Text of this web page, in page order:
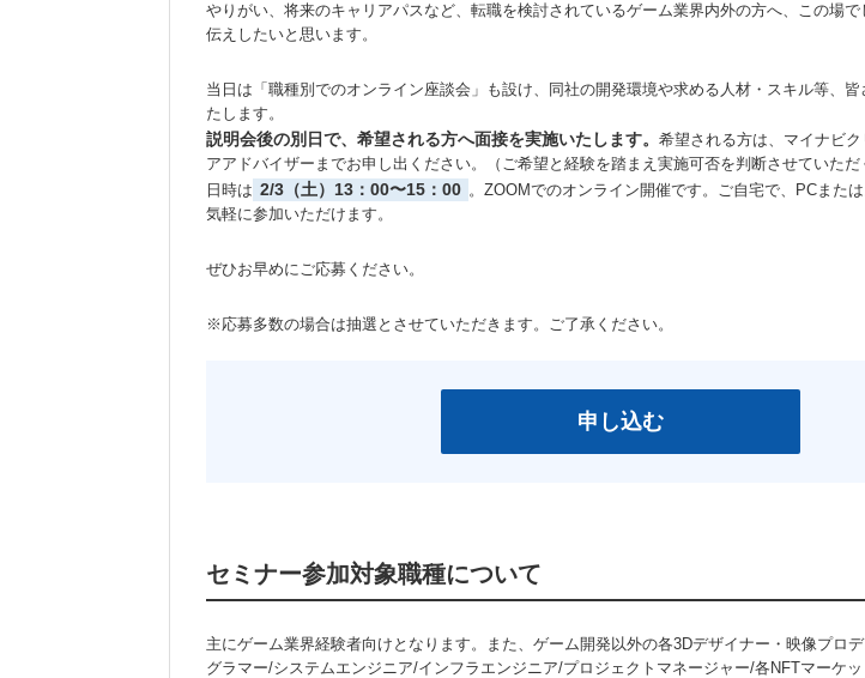
やりがい、将来のキャリアパスなど、転職を検討されているゲーム業界内外の方へ、この場
伝えしたいと思います。
当日は「職種別でのオンライン座談会」も設け、同社の開発環境や求める人材・スキル等、
たします。
説明会後の別日で、希望される方へ面接を実施いたします。 希望される方は、マイナビ
アアドバイザーまでお申し出ください。（ご希望と経験を踏まえ実施可否を判断させていただ
日時は 2/3（土）13：00〜15：00 。ZOOMでのオンライン開催です。ご自宅で、PCまた
気軽に参加いただけます。
ぜひお早めにご応募ください。
※応募多数の場合は抽選とさせていただきます。ご了承ください。
申し込む
セミナー参加対象職種について
主にゲーム業界経験者向けとなります。また、ゲーム開発以外の各3Dデザイナー・映像プロ
グラマー/システムエンジニア/インフラエンジニア/プロジェクトマネージャー/各NFTマーケ